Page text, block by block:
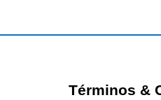
Términos &